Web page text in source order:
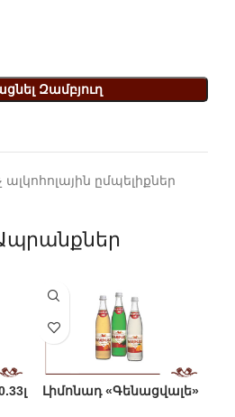
Զամբյուղ
ալկոհոլային ըմպելիքներ
Լիմոնադ «Գենացվալե»